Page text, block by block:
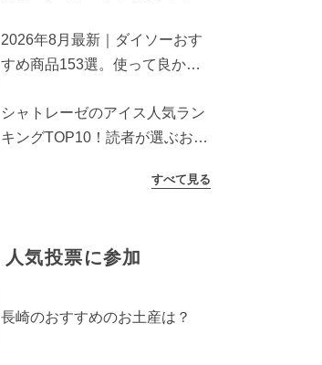
検証
2026年8月最新｜ダイソーおす
すめ商品153選。使って良かっ
シャトレーゼのアイス人気ラン
キングTOP10！読者が選ぶおす
すべて見る
人気投票に参加
長崎のおすすめのお土産は？